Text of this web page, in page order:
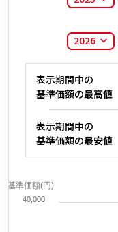
2026
表示期間中の
基準価額の最高値
表示期間中の
基準価額の最安値
基準価額(円)
40,000